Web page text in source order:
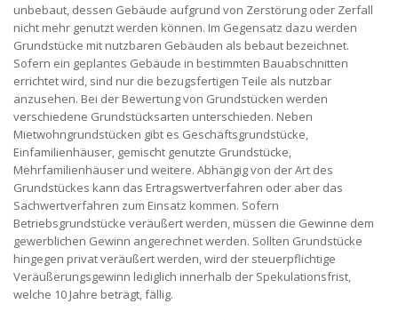
unbebaut, dessen Gebäude aufgrund von Zerstörung oder Zerfall
nicht mehr genutzt werden können. Im Gegensatz dazu werden
Grundstücke mit nutzbaren Gebäuden als bebaut bezeichnet.
Sofern ein geplantes Gebäude in bestimmten Bauabschnitten
errichtet wird, sind nur die bezugsfertigen Teile als nutzbar
anzusehen. Bei der Bewertung von Grundstücken werden
verschiedene Grundstücksarten unterschieden. Neben
Mietwohngrundstücken gibt es Geschäftsgrundstücke,
Einfamilienhäuser, gemischt genutzte Grundstücke,
Mehrfamilienhäuser und weitere. Abhängig von der Art des
Grundstückes kann das Ertragswertverfahren oder aber das
Sachwertverfahren zum Einsatz kommen. Sofern
Betriebsgrundstücke veräußert werden, müssen die Gewinne dem
gewerblichen Gewinn angerechnet werden. Sollten Grundstücke
hingegen privat veräußert werden, wird der steuerpflichtige
Veräußerungsgewinn lediglich innerhalb der Spekulationsfrist,
welche 10 Jahre beträgt, fällig.